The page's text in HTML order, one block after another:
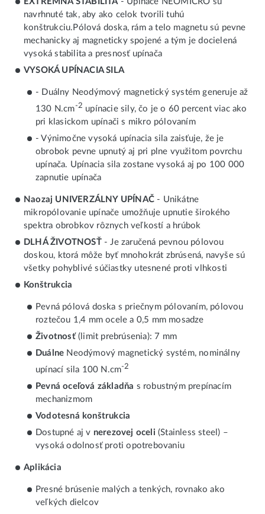
navrhnuté tak, aby ako celok tvorili tuhú
konštrukciu.Pólová doska, rám a telo magnetu sú pevne
mechanicky aj magneticky spojené a tým je docielená
vysoká stabilita a presnosť upínača
VYSOKÁ UPÍNACIA SILA
- Duálny Neodýmový magnetický systém generuje až
130 N.cm-2 upínacie sily, čo je o 60 percent viac ako
pri klasickom upínači s mikro pólovaním
- Výnimočne vysoká upínacia sila zaisťuje, že je
obrobok pevne upnutý aj pri plne využitom povrchu
upínača. Upínacia sila zostane vysoká aj po 100 000
zapnutie upínača
Naozaj UNIVERZÁLNY UPÍNAČ - Unikátne
mikropólovanie upínače umožňuje upnutie širokého
spektra obrobkov rôznych veľkostí a hrúbok
DLHÁ ŽIVOTNOSŤ- Je zaručená pevnou pólovou
doskou, ktorá môže byť mnohokrát zbrúsená, navyše sú
všetky pohyblivé súčiastky utesnené proti vlhkosti
Konštrukcia
Pevná pólová doska s priečnym pólovaním, pólovou
roztečou 1,4 mm ocele a 0,5 mm mosadze
Životnosť(limit prebrúsenia): 7 mm
Duálne Neodýmový magnetický systém, nominálny
upínací sila 100 N.cm-2
Pevná oceľová základňa s robustným prepínacím
mechanizmom
Vodotesná konštrukcia
Dostupné aj v nerezovej oceli (Stainless steel) –
vysoká odolnosť proti opotrebovaniu
Aplikácia
Presné brúsenie malých a tenkých, rovnako ako
veľkých dielcov